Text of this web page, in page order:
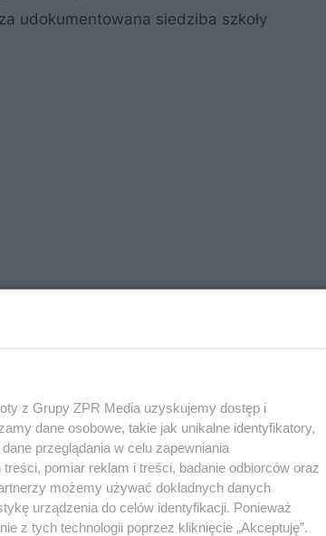
udokumentowana siedziba szkoły
ściana doświetla piwnicę
z Grupy ZPR Media uzyskujemy dostęp i
dane osobowe, takie jak unikalne identyfikatory,
przeglądania w celu zapewniania
pomiar reklam i treści, badanie odbiorców oraz
możemy używać dokładnych danych
urządzenia do celów identyfikacji. Ponieważ
z tych technologii poprzez kliknięcie „Akceptuję”.